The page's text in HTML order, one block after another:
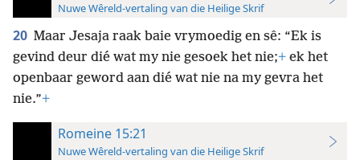
Nuwe Wêreld-vertaling van die Heilige Skrif
20 Maar Jesaja raak baie vrymoedig en sê: “Ek is
gevind deur dié wat my nie gesoek het nie;+ ek het
openbaar geword aan dié wat nie na my gevra het
nie.”+
Romeine 15:21
Nuwe Wêreld-vertaling van die Heilige Skrif